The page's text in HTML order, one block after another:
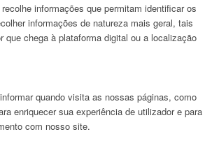
informações que permitam identificar os
informações de natureza mais geral, tais
que chega à plataforma digital ou a localização
quando visita as nossas páginas, como
enriquecer sua experiência de utilizador e para
com nosso site.